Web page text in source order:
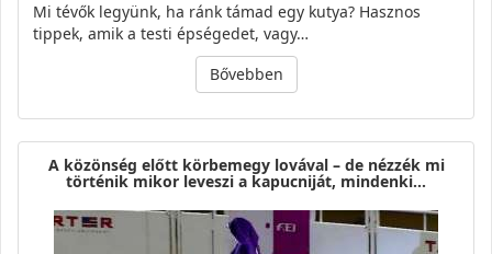
Mi tévők legyünk, ha ránk támad egy kutya? Hasznos
tippek, amik a testi épségedet, vagy…
Bővebben
A közönség előtt körbemegy lovával – de nézzék mi
történik mikor leveszi a kapucniját, mindenki…